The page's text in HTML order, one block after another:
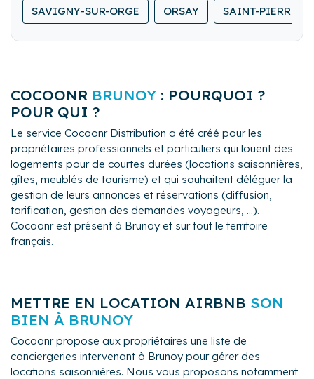
logement.
Nous lavons, repassons et rangeons le linge de
SAVIGNY-SUR-ORGE ORSAY SAINT-PIERRE-
COCOONR BRUNOY : POURQUOI ?
POUR QUI ?
Le service Cocoonr Distribution a été créé pour les
propriétaires professionnels et particuliers qui louent des
logements pour de courtes durées (locations saisonnières,
gîtes, meublés de tourisme) et qui souhaitent déléguer la
gestion de leurs annonces et réservations (diffusion,
tarification, gestion des demandes voyageurs, ...).
Cocoonr est présent à Brunoy et sur tout le territoire
français.
METTRE EN LOCATION AIRBNB SON
BIEN À BRUNOY
Cocoonr propose aux propriétaires une liste de
conciergeries intervenant à Brunoy pour gérer des
locations saisonnières. Nous vous proposons notamment